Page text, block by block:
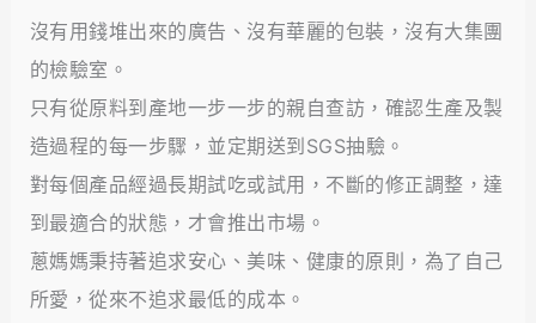
沒有用錢堆出來的廣告、沒有華麗的包裝，沒有大集團
的檢驗室。
只有從原料到產地一步一步的親自查訪，確認生產及製
造過程的每一步驟，並定期送到SGS抽驗。
對每個產品經過長期試吃或試用，不斷的修正調整，達
到最適合的狀態，才會推出市場。
蔥媽媽秉持著追求安心、美味、健康的原則，為了自己
所愛，從來不追求最低的成本。